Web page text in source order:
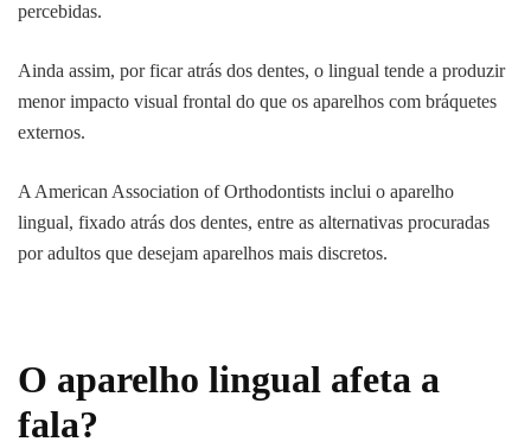
percebidas.
Ainda assim, por ficar atrás dos dentes, o lingual tende a produzir
menor impacto visual frontal do que os aparelhos com bráquetes
externos.
A American Association of Orthodontists inclui o aparelho
lingual, fixado atrás dos dentes, entre as alternativas procuradas
por adultos que desejam aparelhos mais discretos.
O aparelho lingual afeta a
fala?